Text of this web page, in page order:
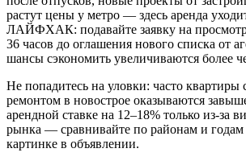
растут цены у метро — здесь аренда
ЛАЙФХАК: подавайте заявку на просмотр
36 часов до оглашения нового списка от
шансы сэкономить увеличиваются более
Не попадитесь на уловки: часто квартиры
ремонтом в новострое оказываются
арендной ставке на 12–18% только из-за
рынка — сравнивайте по районам и годам
картинке в объявлении.